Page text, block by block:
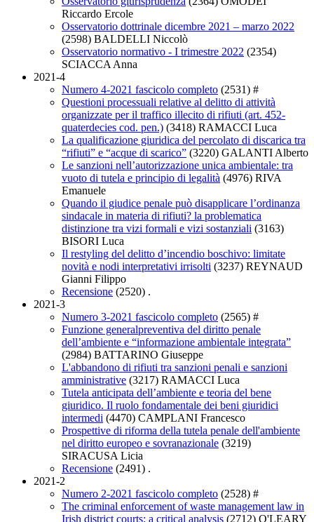
Riccardo Ercole
Osservatorio dottrinale dicembre 2021 – marzo 2022
(2598) BALDELLI Niccolò
Osservatorio normativo - I trimestre 2022 (2354)
SCIACCA Anna
2021-4
Numero 4-2021 fascicolo completo (2531) #
Questioni processuali relative al delitto di attività
organizzate per il traffico illecito di rifiuti (art. 452-
quaterdecies cod. pen.) (3418) RAMACCI Luca
La qualificazione giuridica del percolato di discarica tra
“rifiuti” e “acque di scarico” (3220) GALANTI Alberto
Le sanzioni nell’autorizzazione unica ambientale: tra
vuoto di tutela e principio di legalità (4976) RIVA
Emanuele
Quando il giudice penale può disapplicare l’ordinanza
sindacale in materia di rifiuti? la problematica
distinzione tra vizi formali e vizi sostanziali (3163)
BISORI Luca
Il restyling del delitto d’incendio boschivo: limitate
novità e nodi interpretativi irrisolti (3237) REYNAUD
Gianni Filippo
Recensione (2520) .
2021-3
Numero 3-2021 fascicolo completo (2565) #
Funzione generalpreventiva del diritto penale
dell’ambiente e “informazione ambientale integrata”
(2984) BATTARINO Giuseppe
L'abbandono di rifiuti tra sanzioni penali e sanzioni
amministrative (3217) RAMACCI Luca
Tutela anticipata dell’ambiente e teoria del bene
giuridico. Il ruolo fondamentale dei beni giuridici
intermedi (4470) CAMPLANI Francesco
Prospettive di riforma della tutela penale dell'ambiente
nel diritto europeo e sovranazionale (3219)
SIRACUSA Licia
Recensione (2491) .
2021-2
Numero 2-2021 fascicolo completo (2528) #
The criminal enforcement of waste management law in
Irish district courts: a critical analysis (2712) O'LEARY